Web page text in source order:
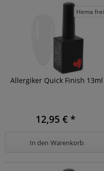
Hema frei
Allergiker Quick Finish 13ml
12,95 € *
In den Warenkorb